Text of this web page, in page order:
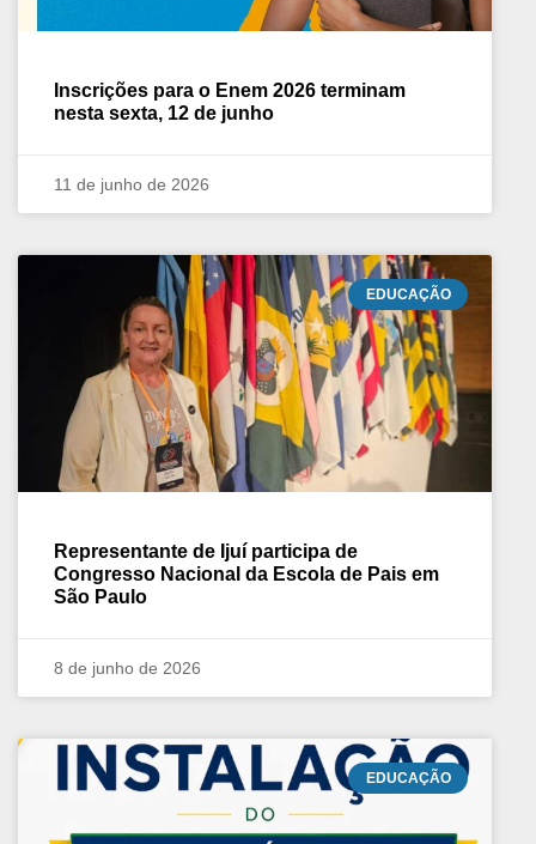
Inscrições para o Enem 2026 terminam
nesta sexta, 12 de junho
11 de junho de 2026
EDUCAÇÃO
Representante de Ijuí participa de
Congresso Nacional da Escola de Pais em
São Paulo
8 de junho de 2026
EDUCAÇÃO